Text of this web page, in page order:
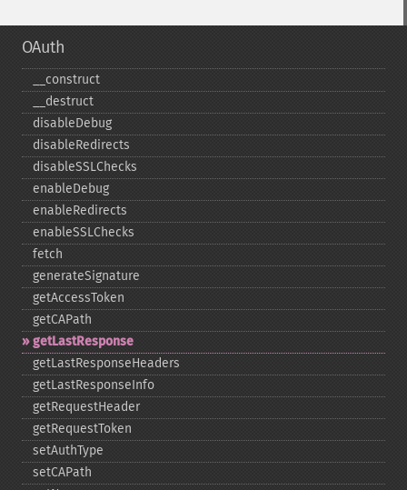
OAuth
_​_​construct
_​_​destruct
disableDebug
disableRedirects
disableSSLChecks
enableDebug
enableRedirects
enableSSLChecks
fetch
generateSignature
getAccessToken
getCAPath
getLastResponse
getLastResponseHeaders
getLastResponseInfo
getRequestHeader
getRequestToken
setAuthType
setCAPath